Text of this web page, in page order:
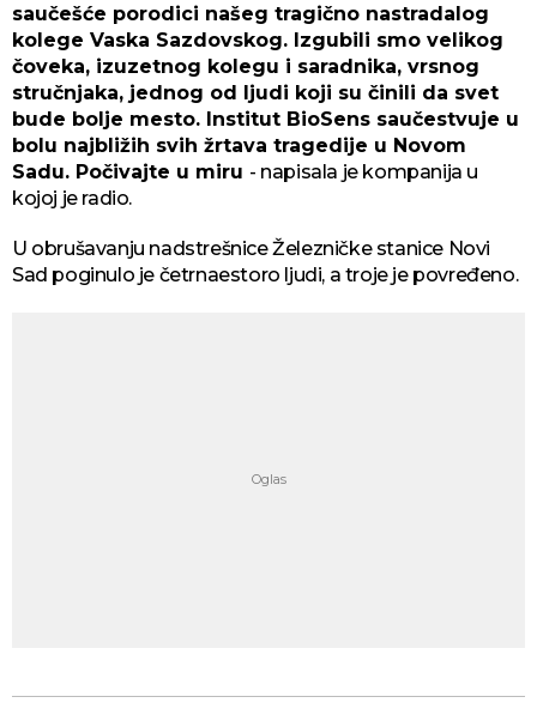
saučešće porodici našeg tragično nastradalog
kolege Vaska Sazdovskog. Izgubili smo velikog
čoveka, izuzetnog kolegu i saradnika, vrsnog
stručnjaka, jednog od ljudi koji su činili da svet
bude bolje mesto. Institut BioSens saučestvuje u
bolu najbližih svih žrtava tragedije u Novom
Sadu. Počivajte u miru - napisala je kompanija u
kojoj je radio.
U obrušavanju nadstrešnice Železničke stanice Novi
Sad poginulo je četrnaestoro ljudi, a troje je povređeno.